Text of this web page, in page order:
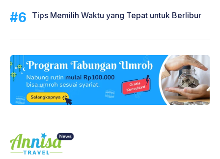
Tips Memilih Waktu yang Tepat untuk Berlibur